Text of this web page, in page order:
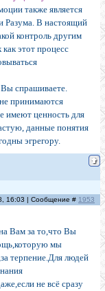
также является
Разума. В настоящий
контроль другим
этот процесс
спрашиваете.
принимаются
имеют ценность для
данные понятия
эгрегору.
16:03 | Сообщение # 1953
Вам за то,что Вы
мы
терпение.Для людей
не всё сразу